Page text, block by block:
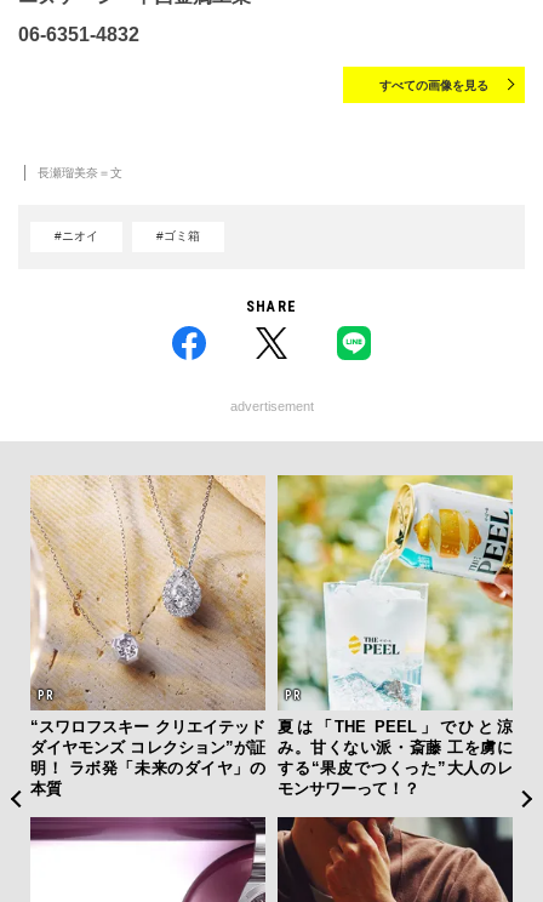
06-6351-4832
すべての画像を見る
長瀬瑠美奈＝文
#ニオイ #ゴミ箱
SHARE
advertisement
“スワロフスキー クリエイテッド
ダイヤモンズ コレクション”が証
明！ ラボ発「未来のダイヤ」の
本質
夏は「THE PEEL」でひと涼
み。甘くない派・斎藤 工を虜に
する“果皮でつくった”大人のレ
モンサワーって！？